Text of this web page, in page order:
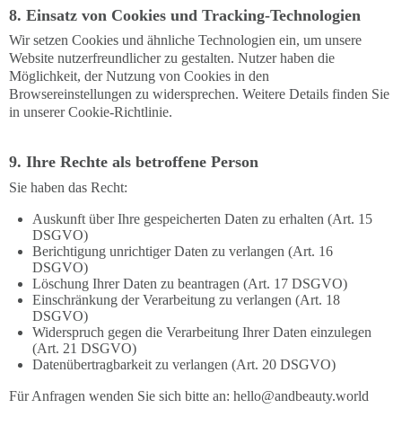
8. Einsatz von Cookies und Tracking-Technologien
Wir setzen Cookies und ähnliche Technologien ein, um unsere
Website nutzerfreundlicher zu gestalten. Nutzer haben die
Möglichkeit, der Nutzung von Cookies in den
Browsereinstellungen zu widersprechen. Weitere Details finden Sie
in unserer Cookie-Richtlinie.
9. Ihre Rechte als betroffene Person
Sie haben das Recht:
Auskunft über Ihre gespeicherten Daten zu erhalten (Art. 15
DSGVO)
Berichtigung unrichtiger Daten zu verlangen (Art. 16
DSGVO)
Löschung Ihrer Daten zu beantragen (Art. 17 DSGVO)
Einschränkung der Verarbeitung zu verlangen (Art. 18
DSGVO)
Widerspruch gegen die Verarbeitung Ihrer Daten einzulegen
(Art. 21 DSGVO)
Datenübertragbarkeit zu verlangen (Art. 20 DSGVO)
Für Anfragen wenden Sie sich bitte an: hello@andbeauty.world